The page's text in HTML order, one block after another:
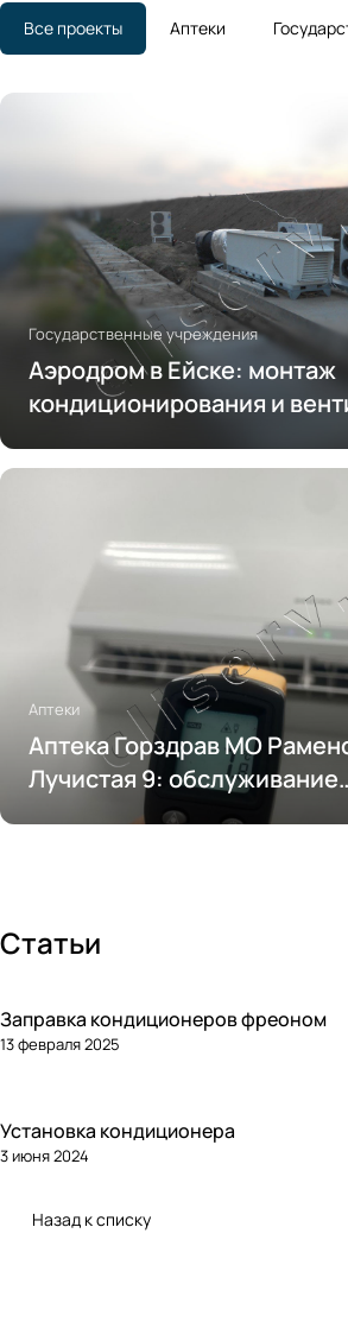
Все проекты Аптеки
Государственные учреждения
Аэродром в Ейске: монтаж
кондиционирования и
Аптеки
Аптека Горздрав МО
Лучистая 9: обслуживание
кондиционирования
Статьи
Заправка кондиционеров фреоном
13 февраля 2025
Установка кондиционера
3 июня 2024
Назад к списку